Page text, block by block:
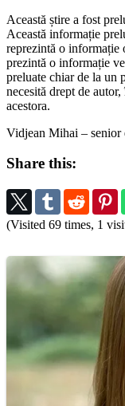
Această știre a fost
Această informație
reprezintă o informație
prezintă o informație
preluate chiar de la un
necesită drept de
acestora.
Vidjean Mihai – senior
Share this:
(Visited 69 times, 1